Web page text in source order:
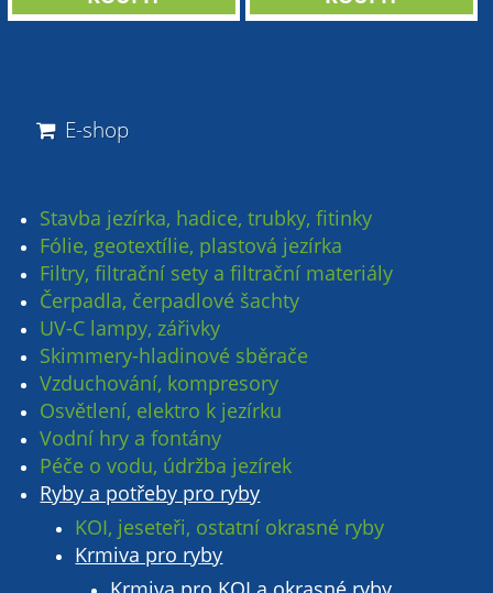
E-shop
Stavba jezírka, hadice, trubky, fitinky
Fólie, geotextílie, plastová jezírka
Filtry, filtrační sety a filtrační materiály
Čerpadla, čerpadlové šachty
UV-C lampy, zářivky
Skimmery-hladinové sběrače
Vzduchování, kompresory
Osvětlení, elektro k jezírku
Vodní hry a fontány
Péče o vodu, údržba jezírek
Ryby a potřeby pro ryby
KOI, jeseteři, ostatní okrasné ryby
Krmiva pro ryby